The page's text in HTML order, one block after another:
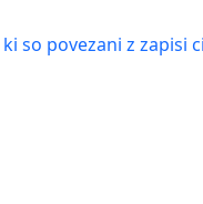
so povezani z zapisi